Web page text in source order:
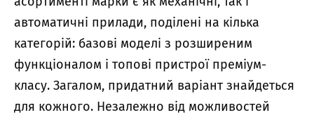
автоматичні прилади, поділені на кілька
категорій: базові моделі з розширеним
функціоналом і топові пристрої преміум-
класу. Загалом, придатний варіант знайдеться
для кожного. Незалежно від можливостей